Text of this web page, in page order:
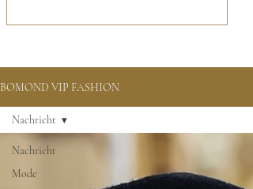
BOMOND VIP FASHION
Nachricht
Mode
Nachricht